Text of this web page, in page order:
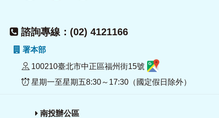
諮詢專線：(02) 4121166
署本部
100210臺北市中正區福州街15號
星期一至星期五8:30～17:30（國定假日除外）
南投辦公區